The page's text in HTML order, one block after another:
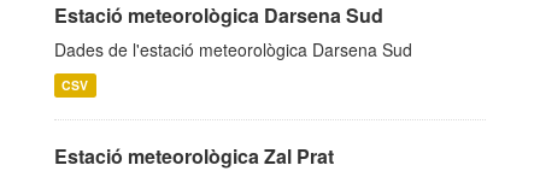
Estació meteorològica Darsena Sud
Dades de l'estació meteorològica Darsena Sud
CSV
Estació meteorològica Zal Prat